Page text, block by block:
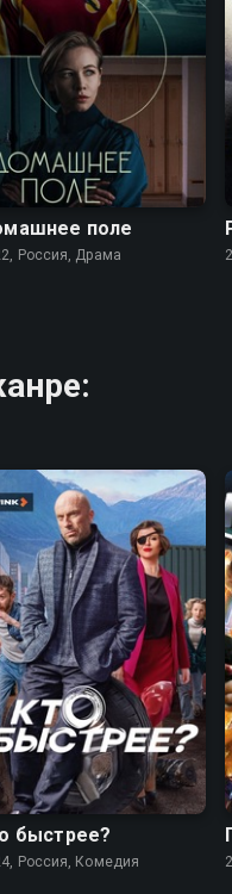
поле
Россия, Драма
быстрее?
Россия, Комедия